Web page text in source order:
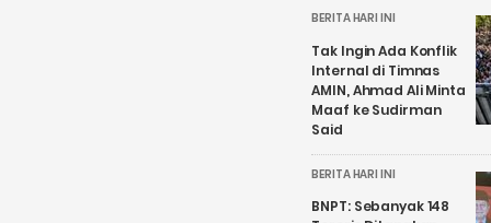
BERITA HARI INI
Tak Ingin Ada Konflik
Internal di Timnas
AMIN, Ahmad Ali Minta
Maaf ke Sudirman
Said
BERITA HARI INI
BNPT: Sebanyak 148